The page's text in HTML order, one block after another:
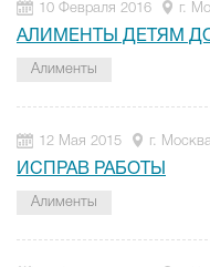
10 Февраля 2016 г.
АЛИМЕНТЫ ДЕТЯМ
Алименты
12 Мая 2015 г. Москва
ИСПРАВ РАБОТЫ
Алименты